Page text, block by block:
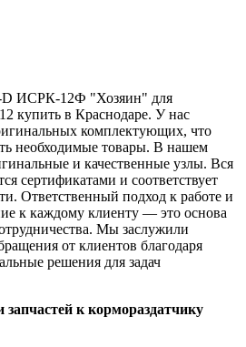
ИСРК-12Ф "Хозяин" для
купить в Краснодаре. У нас
комплектующих, что
необходимые товары. В нашем
и качественные узлы. Вся
сертификатами и соответствует
Ответственный подход к работе и
к каждому клиенту — это основа
Мы заслужили
от клиентов благодаря
решения для задач
к кормораздатчику